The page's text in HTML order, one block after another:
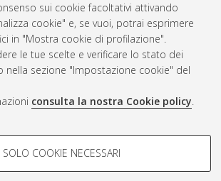
sui cookie facoltativi attivando
cookie" e, se vuoi, potrai esprimere
in "Mostra cookie di profilazione".
le tue scelte e verificare lo stato dei
nella sezione "Impostazione cookie" del
consulta la nostra Cookie policy.
-
SOLO COOKIE NECESSARI
Acta
2038-7954
-
10.17616/R3P19R
implementato e
Cookie